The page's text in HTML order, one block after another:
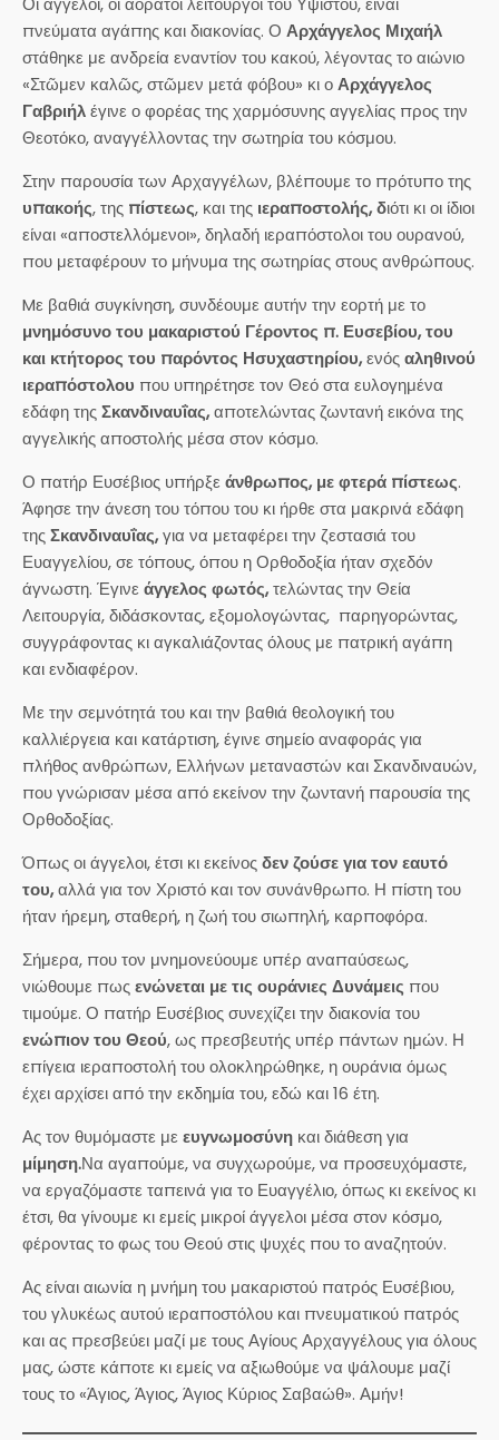
πνεύματα αγάπης και διακονίας. Ο Αρχάγγελος Μιχαήλ
στάθηκε με ανδρεία εναντίον του κακού, λέγοντας το αιώνιο
«Στῶμεν καλῶς, στῶμεν μετά φόβου» κι οΑρχάγγελος
Γαβριήλέγινε ο φορέας της χαρμόσυνης αγγελίας προς την
Θεοτόκο, αναγγέλλοντας την σωτηρία του κόσμου.
Στην παρουσία των Αρχαγγέλων, βλέπουμε το πρότυπο της
υπακοής, της πίστεως, και της ιεραποστολής, διότι κι οι ίδιοι
είναι «αποστελλόμενοι», δηλαδή ιεραπόστολοι του ουρανού,
που μεταφέρουν το μήνυμα της σωτηρίας στους ανθρώπους.
Mε βαθιά συγκίνηση, συνδέουμε αυτήν την εορτή με το
μνημόσυνο του μακαριστού Γέροντος π. Ευσεβίου, του
και κτήτορος του παρόντος Ησυχαστηρίου,ενόςαληθινού
ιεραπόστολου που υπηρέτησε τον Θεό στα ευλογημένα
εδάφη τηςΣκανδιναυΐας,αποτελώντας ζωντανή εικόνα της
αγγελικής αποστολής μέσα στον κόσμο.
Ο πατήρ Ευσέβιος υπήρξεάνθρωπος, με φτερά πίστεως.
Άφησε την άνεση του τόπου του κι ήρθε στα μακρινά εδάφη
τηςΣκανδιναυΐας,για να μεταφέρει την ζεστασιά του
Ευαγγελίου, σε τόπους, όπου η Ορθοδοξία ήταν σχεδόν
άγνωστη. Έγινεάγγελος φωτός,τελώντας την Θεία
Λειτουργία, διδάσκοντας, εξομολογώντας, παρηγορώντας,
συγγράφοντας κι αγκαλιάζοντας όλους με πατρική αγάπη
και ενδιαφέρον.
Με την σεμνότητά του και την βαθιά θεολογική του
καλλιέργεια και κατάρτιση, έγινε σημείο αναφοράς για
πλήθος ανθρώπων, Ελλήνων μεταναστών και Σκανδιναυών,
που γνώρισαν μέσα από εκείνον την ζωντανή παρουσία της
Ορθοδοξίας.
Όπως οι άγγελοι, έτσι κι εκείνοςδεν ζούσε για τον εαυτό
του,αλλά για τον Χριστό και τον συνάνθρωπο. Η πίστη του
ήταν ήρεμη, σταθερή, η ζωή του σιωπηλή, καρποφόρα.
Σήμερα, που τον μνημονεύουμε υπέρ αναπαύσεως,
νιώθουμε πωςενώνεται με τις ουράνιες Δυνάμεις που
τιμούμε. Ο πατήρ Ευσέβιος συνεχίζει την διακονία του
ενώπιον του Θεού, ως πρεσβευτής υπέρ πάντων ημών. Η
επίγεια ιεραποστολή του ολοκληρώθηκε, η ουράνια όμως
έχει αρχίσει από την εκδημία του, εδώ και 16 έτη.
Ας τον θυμόμαστε μεευγνωμοσύνη και διάθεση για
μίμηση.Να αγαπούμε, να συγχωρούμε, να προσευχόμαστε,
να εργαζόμαστε ταπεινά για το Ευαγγέλιο, όπως κι εκείνος κι
έτσι, θα γίνουμε κι εμείς μικροί άγγελοι μέσα στον κόσμο,
φέροντας το φως του Θεού στις ψυχές που το αναζητούν.
Ας είναι αιωνία η μνήμη του μακαριστού πατρός Ευσέβιου,
του γλυκέως αυτού ιεραποστόλου και πνευματικού πατρός
και ας πρεσβεύει μαζί με τους Αγίους Αρχαγγέλους για όλους
μας, ώστε κάποτε κι εμείς να αξιωθούμε να ψάλουμε μαζί
τους το «Άγιος, Άγιος, Άγιος Κύριος Σαβαώθ». Αμήν!